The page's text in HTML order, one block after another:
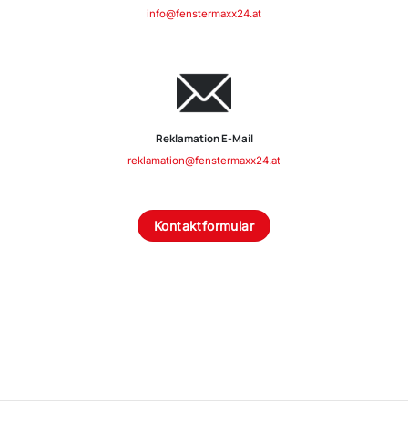
info@fenstermaxx24.at
Reklamation E-Mail
reklamation@fenstermaxx24.at
Kontaktformular